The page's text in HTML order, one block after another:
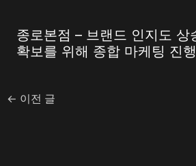
종로본점 – 브랜드 인지도 상
확보를 위해 종합 마케팅 진행
← 이전 글